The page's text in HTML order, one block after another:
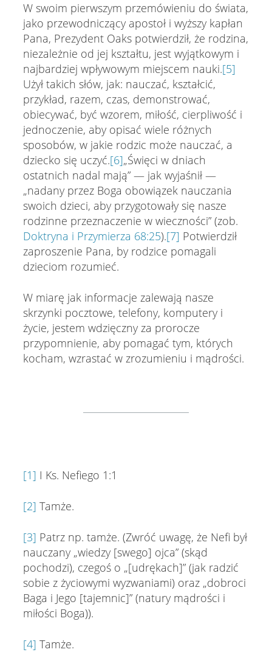
W swoim pierwszym przemówieniu do świata,
jako przewodniczący apostoł i wyższy kapłan
Pana, Prezydent Oaks potwierdził, że rodzina,
niezależnie od jej kształtu, jest wyjątkowym i
najbardziej wpływowym miejscem nauki.[5]
Użył takich słów, jak: nauczać, kształcić,
przykład, razem, czas, demonstrować,
obiecywać, być wzorem, miłość, cierpliwość i
jednoczenie, aby opisać wiele różnych
sposobów, w jakie rodzic może nauczać, a
dziecko się uczyć.[6]„Święci w dniach
ostatnich nadal mają” — jak wyjaśnił —
„nadany przez Boga obowiązek nauczania
swoich dzieci, aby przygotowały się nasze
rodzinne przeznaczenie w wieczności” (zob.
Doktryna i Przymierza 68:25).[7] Potwierdził
zaproszenie Pana, by rodzice pomagali
dzieciom rozumieć.
W miarę jak informacje zalewają nasze
skrzynki pocztowe, telefony, komputery i
życie, jestem wdzięczny za prorocze
przypomnienie, aby pomagać tym, których
kocham, wzrastać w zrozumieniu i mądrości.
[1] I Ks. Nefiego 1:1
[2] Tamże.
[3] Patrz np. tamże. (Zwróć uwagę, że Nefi był
nauczany „wiedzy [swego] ojca” (skąd
pochodzi), czegoś o „[udrękach]” (jak radzić
sobie z życiowymi wyzwaniami) oraz „dobroci
Baga i Jego [tajemnic]” (natury mądrości i
miłości Boga)).
[4] Tamże.